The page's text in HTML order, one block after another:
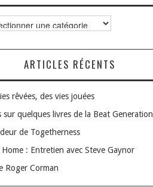
ARTICLES RÉCENTS
rêvées, des vies jouées
sur quelques livres de la Beat Generation
de Togetherness
: Entretien avec Steve Gaynor
Roger Corman